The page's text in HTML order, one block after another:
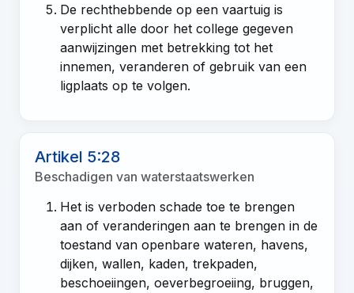
De rechthebbende op een vaartuig is
verplicht alle door het college gegeven
aanwijzingen met betrekking tot het
innemen, veranderen of gebruik van een
ligplaats op te volgen.
Artikel 5:28
Beschadigen van waterstaatswerken
Het is verboden schade toe te brengen
aan of veranderingen aan te brengen in de
toestand van openbare wateren, havens,
dijken, wallen, kaden, trekpaden,
beschoeiingen, oeverbegroeiing, bruggen,